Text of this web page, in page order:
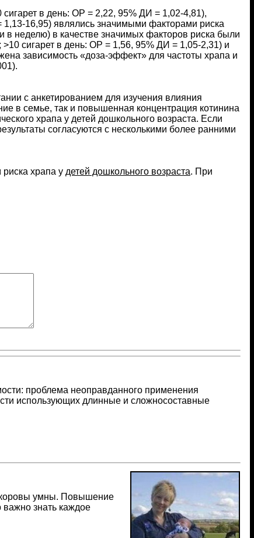
в день: ОР = 2,22, 95% ДИ = 1,02-4,81),
16,95) являлись значимыми факторами риска
в неделю) в качестве значимых факторов риска были
сигарет в день: ОР = 1,56, 95% ДИ = 1,05-2,31) и
зависимость «доза-эффект» для частоты храпа и
с анкетированием для изучения влияния
в семье, так и повышенная концентрация котинина
храпа у детей дошкольного возраста. Если
согласуются с несколькими более ранними
храпа у детей дошкольного возраста. При
проблема неоправданного применения
использующих длинные и сложносоставные
коровы умны. Повышение
знать каждое